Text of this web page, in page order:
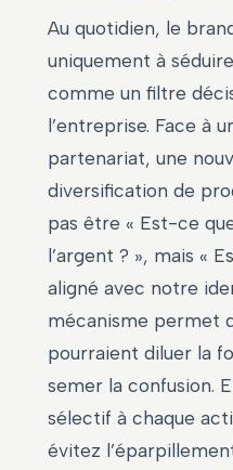
Au quotidien, le
uniquement à
comme un filtre
l’entreprise. Face à
partenariat, une
diversification de
pas être « Est-ce
l’argent ? », mais «
aligné avec notre
mécanisme permet
pourraient diluer la
semer la confusion.
sélectif à chaque
évitez